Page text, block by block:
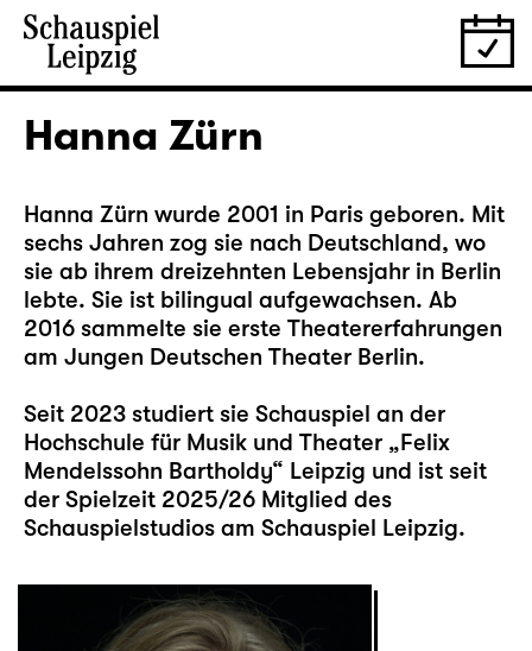
Hanna Zürn
Hanna Zürn wurde 2001 in Paris geboren. Mit
sechs Jahren zog sie nach Deutschland, wo
sie ab ihrem dreizehnten Lebensjahr in Berlin
lebte. Sie ist bilingual aufgewachsen. Ab
2016 sammelte sie erste Theatererfahrungen
am Jungen Deutschen Theater Berlin.
Seit 2023 studiert sie Schauspiel an der
Hochschule für Musik und Theater „Felix
Mendelssohn Bartholdy“ Leipzig und ist seit
der Spielzeit 2025/26 Mitglied des
Schauspielstudios am Schauspiel Leipzig.